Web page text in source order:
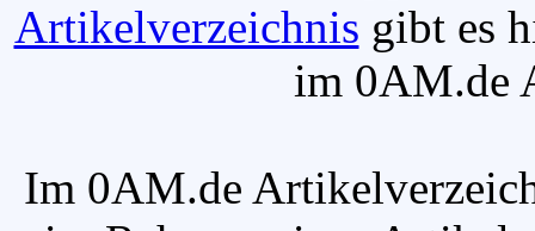
Artikelverzeichnis gibt es
im 0AM.de
Im 0AM.de